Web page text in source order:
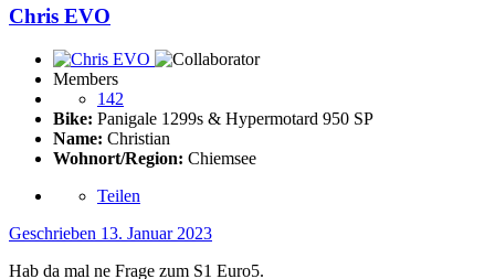
Chris EVO
Members
142
Bike: Panigale 1299s & Hypermotard 950 SP
Name: Christian
Wohnort/Region: Chiemsee
Teilen
Geschrieben 13. Januar 2023
Hab da mal ne Frage zum S1 Euro5.